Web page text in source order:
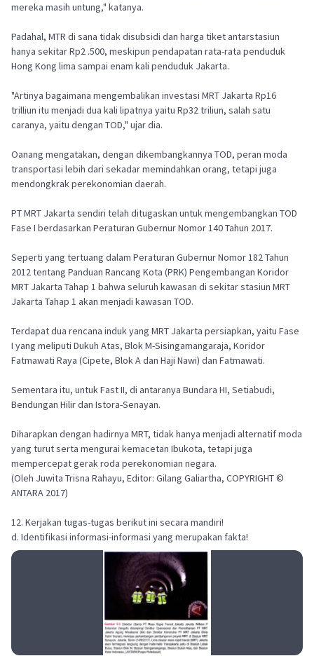
mereka masih untung," katanya.
Padahal, MTR di sana tidak disubsidi dan harga tiket antarstasiun
hanya sekitar Rp2 .500, meskipun pendapatan rata-rata penduduk
Hong Kong lima sampai enam kali penduduk Jakarta.
"Artinya bagaimana mengembalikan investasi MRT Jakarta Rp16
trilliun itu menjadi dua kali lipatnya yaitu Rp32 triliun, salah satu
caranya, yaitu dengan TOD," ujar dia.
Oanang mengatakan, dengan dikembangkannya TOD, peran moda
transportasi lebih dari sekadar memindahkan orang, tetapi juga
mendongkrak perekonomian daerah.
PT MRT Jakarta sendiri telah ditugaskan untuk mengembangkan TOD
Fase I berdasarkan Peraturan Gubernur Nomor 140 Tahun 2017.
Seperti yang tertuang dalam Peraturan Gubernur Nomor 182 Tahun
2012 tentang Panduan Rancang Kota (PRK) Pengembangan Koridor
MRT Jakarta Tahap 1 bahwa seluruh kawasan di sekitar stasiun MRT
Jakarta Tahap 1 akan menjadi kawasan TOD.
Terdapat dua rencana induk yang MRT Jakarta persiapkan, yaitu Fase
I yang meliputi Dukuh Atas, Blok M-Sisingamangaraja, Koridor
Fatmawati Raya (Cipete, Blok A dan Haji Nawi) dan Fatmawati.
Sementara itu, untuk Fast II, di antaranya Bundara HI, Setiabudi,
Bendungan Hilir dan Istora-Senayan.
Diharapkan dengan hadirnya MRT, tidak hanya menjadi alternatif moda
yang turut serta mengurai kemacetan Ibukota, tetapi juga
mempercepat gerak roda perekonomian negara.
(Oleh Juwita Trisna Rahayu, Editor: Gilang Galiartha, COPYRIGHT ©
ANTARA 2017)
12. Kerjakan tugas-tugas berikut ini secara mandiri!
d. Identifikasi informasi-informasi yang merupakan fakta!